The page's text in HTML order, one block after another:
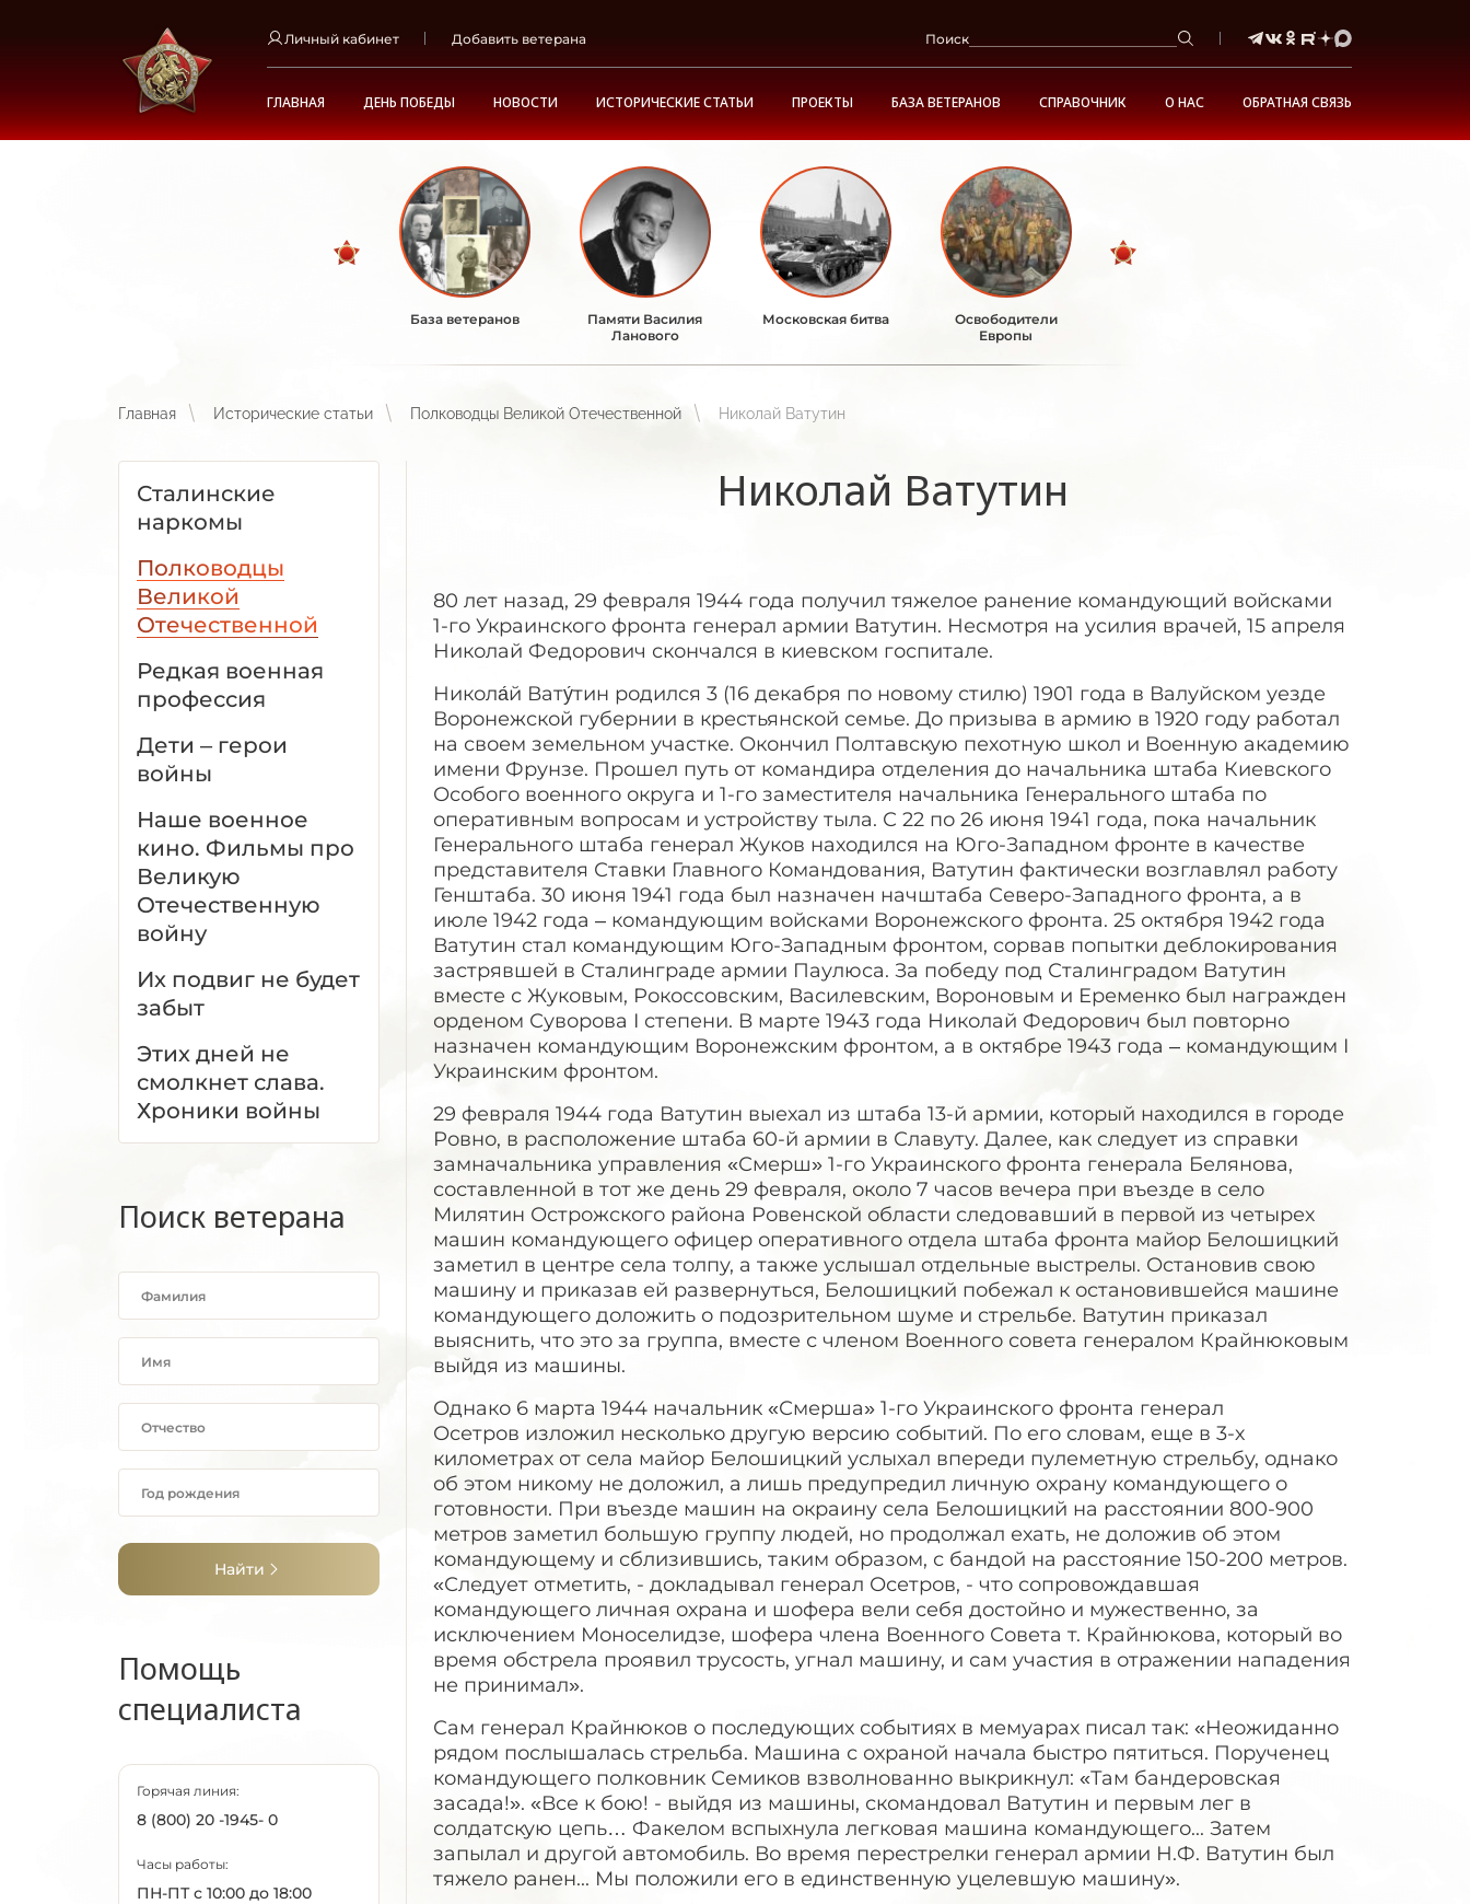
Личный кабинет Добавить ветерана Поиск
ГЛАВНАЯ ДЕНЬ ПОБЕДЫ НОВОСТИ ИСТОРИЧЕСКИЕ СТАТЬИ ПРОЕКТЫ БАЗА ВЕТЕРАНОВ СПРАВОЧНИК О НАС ОБРАТНАЯ СВЯЗЬ
База ветеранов
Памяти Василия
Ланового
Московская битва
Освободители
Европы
Главная Исторические статьи Полководцы Великой Отечественной Николай Ватутин
Сталинские
наркомы
Полководцы
Великой
Отечественной
Редкая военная
профессия
Дети – герои
войны
Наше военное
кино. Фильмы про
Великую
Отечественную
войну
Их подвиг не будет
забыт
Этих дней не
смолкнет слава.
Хроники войны
Поиск ветерана
Найти
Помощь
специалиста
Горячая линия:
8 (800) 20 -1945- 0
Часы работы:
ПН-ПТ с 10:00 до 18:00
Николай Ватутин
80 лет назад, 29 февраля 1944 года получил тяжелое ранение командующий войсками
1-го Украинского фронта генерал армии Ватутин. Несмотря на усилия врачей, 15 апреля
Николай Федорович скончался в киевском госпитале.
Никола́й Вату́тин родился 3 (16 декабря по новому стилю) 1901 года в Валуйском уезде
Воронежской губернии в крестьянской семье. До призыва в армию в 1920 году работал
на своем земельном участке. Окончил Полтавскую пехотную школ и Военную академию
имени Фрунзе. Прошел путь от командира отделения до начальника штаба Киевского
Особого военного округа и 1-го заместителя начальника Генерального штаба по
оперативным вопросам и устройству тыла. С 22 по 26 июня 1941 года, пока начальник
Генерального штаба генерал Жуков находился на Юго-Западном фронте в качестве
представителя Ставки Главного Командования, Ватутин фактически возглавлял работу
Генштаба. 30 июня 1941 года был назначен начштаба Северо-Западного фронта, а в
июле 1942 года – командующим войсками Воронежского фронта. 25 октября 1942 года
Ватутин стал командующим Юго-Западным фронтом, сорвав попытки деблокирования
застрявшей в Сталинграде армии Паулюса. За победу под Сталинградом Ватутин
вместе с Жуковым, Рокоссовским, Василевским, Вороновым и Еременко был награжден
орденом Суворова I степени. В марте 1943 года Николай Федорович был повторно
назначен командующим Воронежским фронтом, а в октябре 1943 года – командующим I
Украинским фронтом.
29 февраля 1944 года Ватутин выехал из штаба 13-й армии, который находился в городе
Ровно, в расположение штаба 60-й армии в Славуту. Далее, как следует из справки
замначальника управления «Смерш» 1-го Украинского фронта генерала Белянова,
составленной в тот же день 29 февраля, около 7 часов вечера при въезде в село
Милятин Острожского района Ровенской области следовавший в первой из четырех
машин командующего офицер оперативного отдела штаба фронта майор Белошицкий
заметил в центре села толпу, а также услышал отдельные выстрелы. Остановив свою
машину и приказав ей развернуться, Белошицкий побежал к остановившейся машине
командующего доложить о подозрительном шуме и стрельбе. Ватутин приказал
выяснить, что это за группа, вместе с членом Военного совета генералом Крайнюковым
выйдя из машины.
Однако 6 марта 1944 начальник «Смерша» 1-го Украинского фронта генерал
Осетров изложил несколько другую версию событий. По его словам, еще в 3-х
километрах от села майор Белошицкий услыхал впереди пулеметную стрельбу, однако
об этом никому не доложил, а лишь предупредил личную охрану командующего о
готовности. При въезде машин на окраину села Белошицкий на расстоянии 800-900
метров заметил большую группу людей, но продолжал ехать, не доложив об этом
командующему и сблизившись, таким образом, с бандой на расстояние 150-200 метров.
«Следует отметить, - докладывал генерал Осетров, - что сопровождавшая
командующего личная охрана и шофера вели себя достойно и мужественно, за
исключением Моноселидзе, шофера члена Военного Совета т. Крайнюкова, который во
время обстрела проявил трусость, угнал машину, и сам участия в отражении нападения
не принимал».
Сам генерал Крайнюков о последующих событиях в мемуарах писал так: «Неожиданно
рядом послышалась стрельба. Машина с охраной начала быстро пятиться. Порученец
командующего полковник Семиков взволнованно выкрикнул: «Там бандеровская
засада!». «Все к бою! - выйдя из машины, скомандовал Ватутин и первым лег в
солдатскую цепь… Факелом вспыхнула легковая машина командующего... Затем
запылал и другой автомобиль. Во время перестрелки генерал армии Н.Ф. Ватутин был
тяжело ранен... Мы положили его в единственную уцелевшую машину».